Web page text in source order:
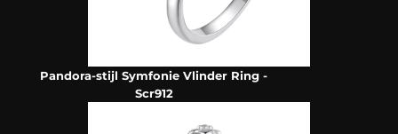
Pandora-stijl Symfonie Vlinder Ring -
Scr912